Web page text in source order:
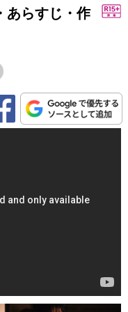
あらすじ・作